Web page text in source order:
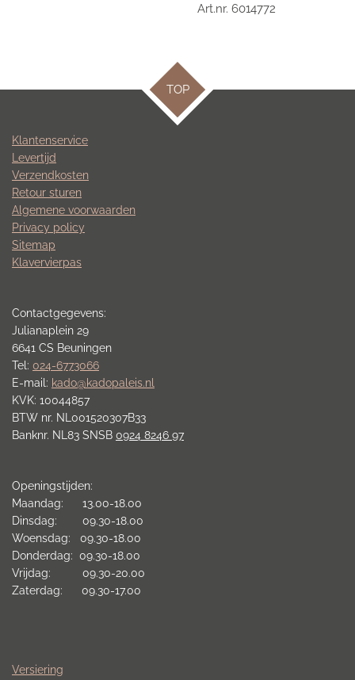
Art.nr. 6014772
TOP
Klantenservice
Levertijd
Verzendkosten
Retour sturen
Algemene voorwaarden
Privacy policy
Sitemap
Klavervierpas
Contactgegevens:
Julianaplein 29
6641 CS Beuningen
Tel: 024-6773066
E-mail: kado@kadopaleis.nl
KVK: 10044857
BTW nr. NL001520307B33
Banknr. NL83 SNSB 0924 8246 97
Openingstijden:
Maandag: 13.00-18.00
Dinsdag: 09.30-18.00
Woensdag: 09.30-18.00
Donderdag: 09.30-18.00
Vrijdag: 09.30-20.00
Zaterdag: 09.30-17.00
Versiering